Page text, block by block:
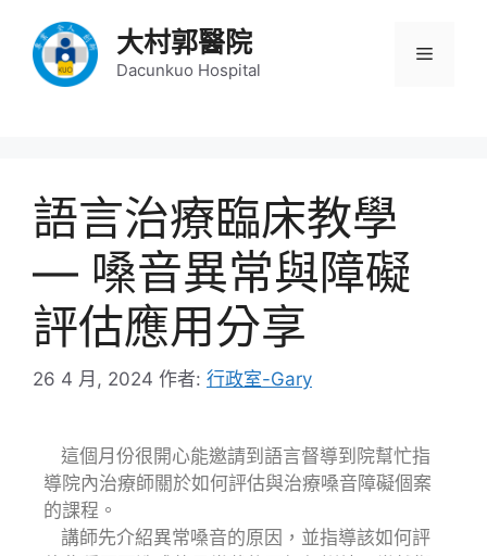
大村郭醫院
Dacunkuo Hospital
語言治療臨床教學
— 嗓音異常與障礙
評估應用分享
26 4 月, 2024 作者: 行政室-Gary
這個月份很開心能邀請到語言督導到院幫忙指
導院內治療師關於如何評估與治療嗓音障礙個案
的課程。
講師先介紹異常嗓音的原因，並指導該如何評